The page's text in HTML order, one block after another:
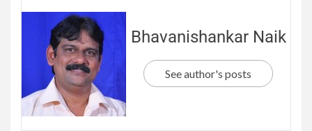
Bhavanishankar Naik
See author's posts